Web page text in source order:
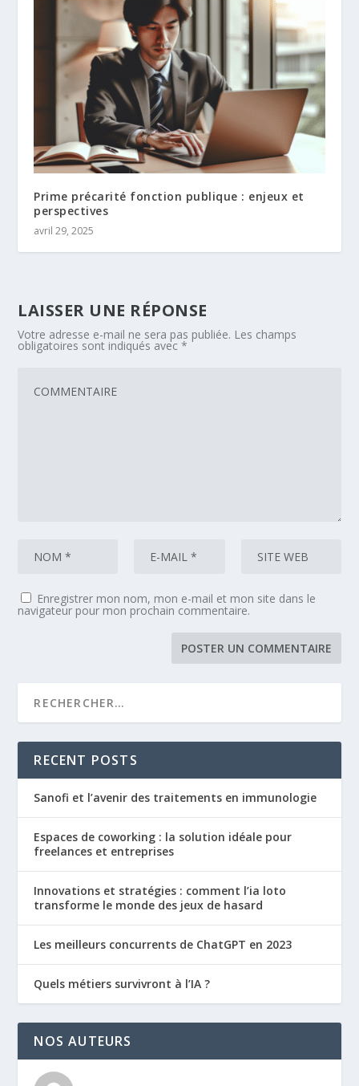
Prime précarité fonction publique : enjeux et
perspectives
avril 29, 2025
LAISSER UNE RÉPONSE
Votre adresse e-mail ne sera pas publiée. Les champs
obligatoires sont indiqués avec*
Enregistrer mon nom, mon e-mail et mon site dans le
navigateur pour mon prochain commentaire.
RECENT POSTS
Sanofi et l’avenir des traitements en immunologie
Espaces de coworking : la solution idéale pour
freelances et entreprises
Innovations et stratégies : comment l’ia loto
transforme le monde des jeux de hasard
Les meilleurs concurrents de ChatGPT en 2023
Quels métiers survivront à l’IA ?
NOS AUTEURS